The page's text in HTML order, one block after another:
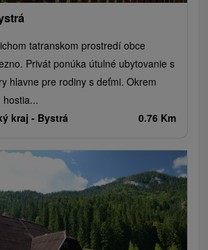
tatranskom prostredí obce
Privát ponúka útulné ubytovanie s
hlavne pre rodiny s deťmi. Okrem
hostia...
kraj - Bystrá 0.76 Km